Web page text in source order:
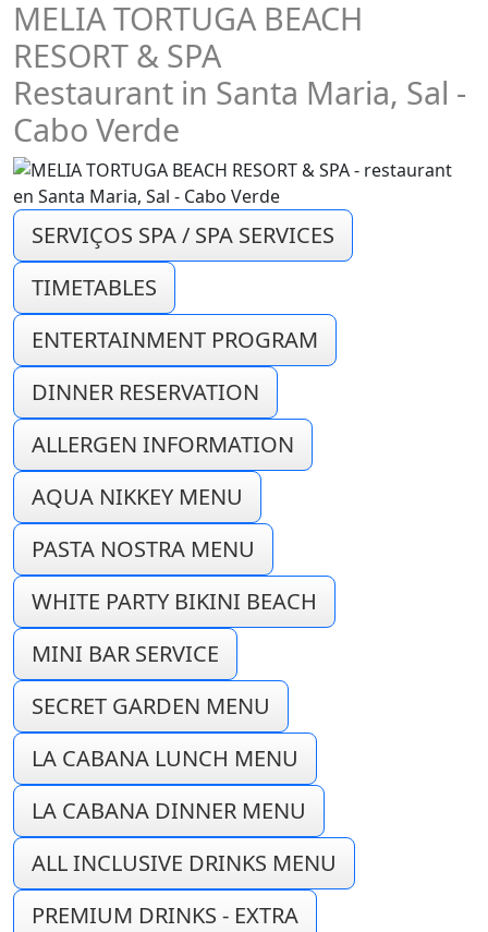
MELIA TORTUGA BEACH
RESORT & SPA
Restaurant in Santa Maria, Sal -
Cabo Verde
SERVIÇOS SPA / SPA SERVICES
TIMETABLES
ENTERTAINMENT PROGRAM
DINNER RESERVATION
ALLERGEN INFORMATION
AQUA NIKKEY MENU
PASTA NOSTRA MENU
WHITE PARTY BIKINI BEACH
MINI BAR SERVICE
SECRET GARDEN MENU
LA CABANA LUNCH MENU
LA CABANA DINNER MENU
ALL INCLUSIVE DRINKS MENU
PREMIUM DRINKS - EXTRA